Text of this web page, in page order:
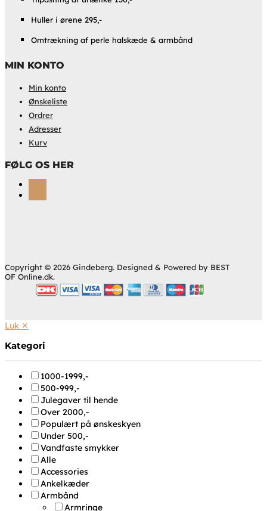
Huller i ørene 295,-
Omtrækning af perle halskæde & armbånd
MIN KONTO
Min konto
Ønskeliste
Ordrer
Adresser
Kurv
FØLG OS HER
Copyright © 2026 Gindeberg. Designed & Powered by BEST
OF Online.dk.
Luk ✕
Kategori
1000-1999,-
500-999,-
Julegaver til hende
Over 2000,-
Populært på ønskeskyen
Under 500,-
Vandfaste smykker
Alle
Accessories
Ankelkæder
Armbånd
Armringe